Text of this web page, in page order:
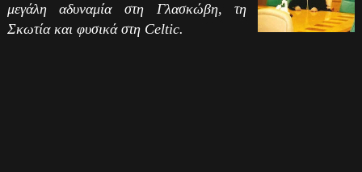
μεγάλη αδυναμία στη Γλασκώβη, τη
Σκωτία και φυσικά στη Celtic.